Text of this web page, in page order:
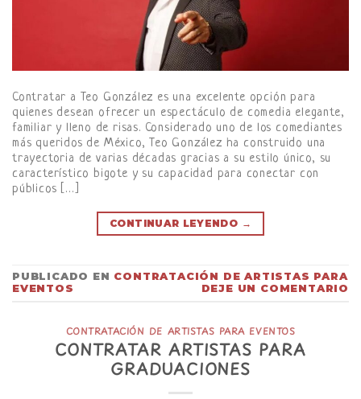
Contratar a Teo González es una excelente opción para
quienes desean ofrecer un espectáculo de comedia elegante,
familiar y lleno de risas. Considerado uno de los comediantes
más queridos de México, Teo González ha construido una
trayectoria de varias décadas gracias a su estilo único, su
característico bigote y su capacidad para conectar con
públicos […]
CONTINUAR LEYENDO →
PUBLICADO EN CONTRATACIÓN DE ARTISTAS PARA
EVENTOS
DEJE UN COMENTARIO
CONTRATACIÓN DE ARTISTAS PARA EVENTOS
CONTRATAR ARTISTAS PARA
GRADUACIONES